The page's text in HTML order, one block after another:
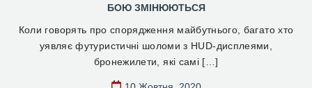
БОЮ ЗМІНЮЮТЬСЯ
Коли говорять про спорядження майбутнього, багато хто
уявляє футуристичні шоломи з HUD-дисплеями,
бронежилети, які самі […]